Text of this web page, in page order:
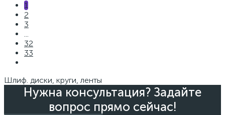
1
2
3
...
32
33
Шлиф. диски, круги, ленты
Нужна консультация? Задайте
вопрос прямо сейчас!